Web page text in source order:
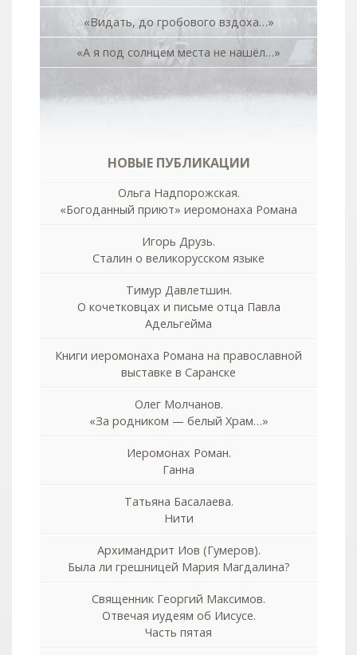
«Видать, до гробового вздоха…»
«А я под солнцем места не нашёл…»
НОВЫЕ ПУБЛИКАЦИИ
Ольга Надпорожская.
«Богоданный приют» иеромонаха Романа
Игорь Друзь.
Сталин о великорусском языке
Тимур Давлетшин.
О кочетковцах и письме отца Павла
Адельгейма
Книги иеромонаха Романа на православной
выставке в Саранске
Олег Молчанов.
«За родником — белый Храм…»
Иеромонах Роман.
Ганна
Татьяна Басалаева.
Нити
Архимандрит Иов (Гумеров).
Была ли грешницей Мария Магдалина?
Священник Георгий Максимов.
Отвечая иудеям об Иисусе.
Часть пятая